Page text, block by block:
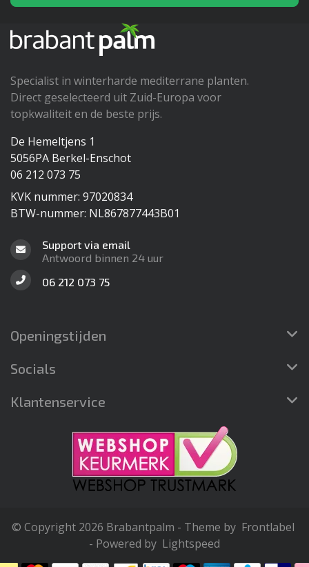
Specialist in winterharde mediterrane planten.
Direct geselecteerd uit Zuid-Europa voor
topkwaliteit en de beste prijs.
De Hemeltjens 1
5056PA Berkel-Enschot
06 212 073 75
KVK nummer: 97020834
BTW-nummer: NL867877443B01
Support via email
Antwoord binnen 24 uur
06 212 073 75
Openingstijden
Socials
Klantenservice
© Copyright 2026 Brabantpalm - Theme by Frontlabel
- Powered by Lightspeed